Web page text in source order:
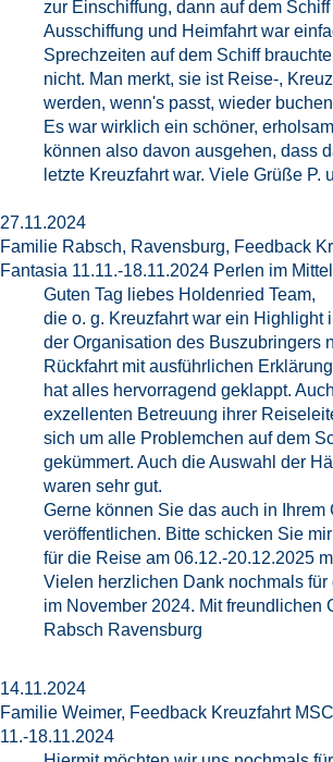
zur Einschiffung, dann auf dem
Ausschiffung und Heimfahrt war
Sprechzeiten auf dem Schiff
nicht. Man merkt, sie ist Reise-,
werden, wenn's passt, wieder
Es war wirklich ein schöner,
können also davon ausgehen, dass
letzte Kreuzfahrt war. Viele Grüße P.
27.11.2024
Familie Rabsch, Ravensburg, Feedback
Fantasia 11.11.-18.11.2024 Perlen im
Guten Tag liebes Holdenried Team,
die o. g. Kreuzfahrt war ein Highlight
der Organisation des Buszubringers
Rückfahrt mit ausführlichen
hat alles hervorragend geklappt.
exzellenten Betreuung ihrer
sich um alle Problemchen auf dem
gekümmert. Auch die Auswahl der
waren sehr gut.
Gerne können Sie das auch in Ihrem
veröffentlichen. Bitte schicken Sie
für die Reise am 06.12.-20.12.2025
Vielen herzlichen Dank nochmals
im November 2024. Mit freundlichen
Rabsch Ravensburg
14.11.2024
Familie Weimer, Feedback Kreuzfahrt
11.-18.11.2024